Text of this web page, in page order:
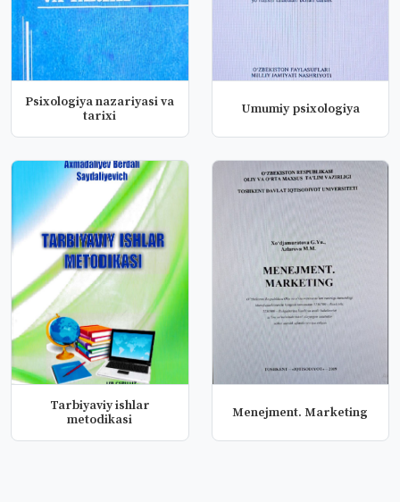
Psixologiya nazariyasi va
tarixi
Umumiy psixologiya
Tarbiyaviy ishlar
metodikasi
Menejment. Marketing